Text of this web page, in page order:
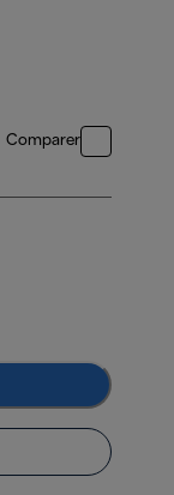
Comparer